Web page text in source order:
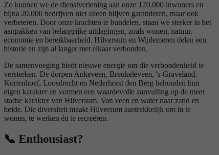
Zo kunnen we de dienstverlening aan onze 120.000 inwoners en
bijna 20.000 bedrijven niet alleen blijven garanderen, maar ook
verbeteren. Door onze krachten te bundelen, staan we sterker in het
aanpakken van belangrijke uitdagingen, zoals wonen, natuur,
economie en bereikbaarheid. Hilversum en Wijdemeren delen een
historie en zijn al langer met elkaar verbonden.
De samenvoeging biedt nieuwe energie om die verbondenheid te
versterken. De dorpen Ankeveen, Breukeleveen, 's-Graveland,
Kortenhoef, Loosdrecht en Nederhorst den Berg behouden hun
eigen karakter en vormen een waardevolle aanvulling op de meer
stadse karakter van Hilversum. Van veen en water naar zand en
heide. Die diversiteit maakt Hilversum aantrekkelijk om in te
wonen, te werken én te recreëren.
📞 Enthousiast?